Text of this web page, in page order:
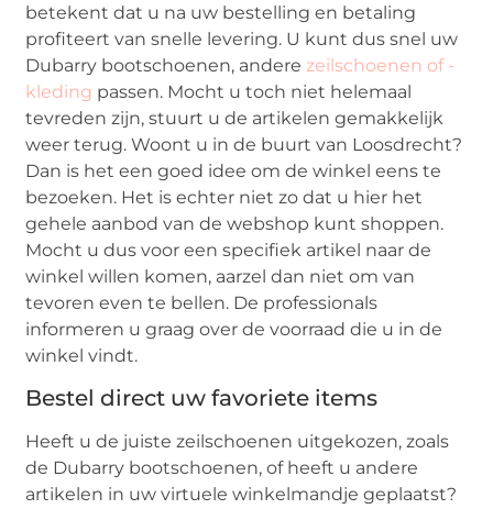
betekent dat u na uw bestelling en betaling
profiteert van snelle levering. U kunt dus snel uw
Dubarry bootschoenen, anderezeilschoenen of -
kleding passen. Mocht u toch niet helemaal
tevreden zijn, stuurt u de artikelen gemakkelijk
weer terug. Woont u in de buurt van Loosdrecht?
Dan is het een goed idee om de winkel eens te
bezoeken. Het is echter niet zo dat u hier het
gehele aanbod van de webshop kunt shoppen.
Mocht u dus voor een specifiek artikel naar de
winkel willen komen, aarzel dan niet om van
tevoren even te bellen. De professionals
informeren u graag over de voorraad die u in de
winkel vindt.
Bestel direct uw favoriete items
Heeft u de juiste zeilschoenen uitgekozen, zoals
de Dubarry bootschoenen, of heeft u andere
artikelen in uw virtuele winkelmandje geplaatst?